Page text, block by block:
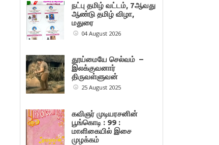
நட்பு தமிழ் வட்டம், 7ஆவது
ஆண்டு தமிழ் விழா,
மதுரை
04 August 2026
தூய்மையே செல்வம் –
இலக்குவனார்
திருவள்ளுவன்
25 August 2025
கவிஞர் முடியரசனின்
பூங்கொடி : 99 :
மாளிகையில் இசை
முழக்கம்